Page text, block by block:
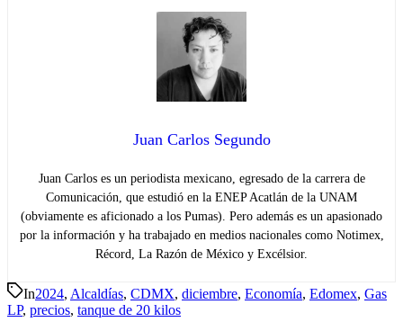
Juan Carlos Segundo
Juan Carlos es un periodista mexicano, egresado de la carrera de
Comunicación, que estudió en la ENEP Acatlán de la UNAM
(obviamente es aficionado a los Pumas). Pero además es un apasionado
por la información y ha trabajado en medios nacionales como Notimex,
Récord, La Razón de México y Excélsior.
In2024, Alcaldías, CDMX, diciembre, Economía, Edomex, Gas
LP, precios, tanque de 20 kilos